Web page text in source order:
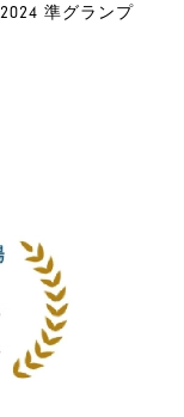
準グランプ